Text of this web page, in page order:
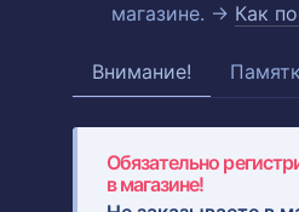
магазине. → Как
Внимание!
Обязательно
в магазине!